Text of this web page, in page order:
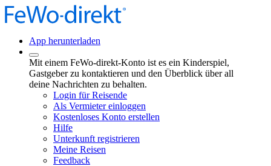
App herunterladen
Mit einem FeWo-direkt-Konto ist es ein Kinderspiel,
Gastgeber zu kontaktieren und den Überblick über all
deine Nachrichten zu behalten.
Login für Reisende
Als Vermieter einloggen
Kostenloses Konto erstellen
Hilfe
Unterkunft registrieren
Meine Reisen
Feedback